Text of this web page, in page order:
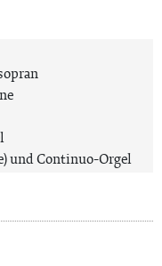
und Continuo-Orgel